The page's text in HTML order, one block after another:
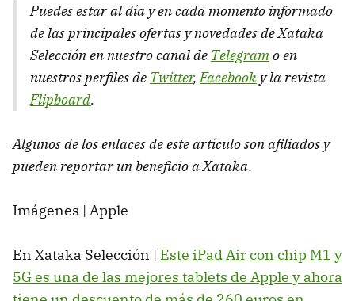
Puedes estar al día y en cada momento informado
de las principales ofertas y novedades de Xataka
Selección en nuestro canal de Telegramo en
nuestros perfiles de Twitter,Facebook y la revista
Flipboard.
Algunos de los enlaces de este artículo son afiliados y
pueden reportar un beneficio a Xataka.
Imágenes | Apple
En Xataka Selección | Este iPad Air con chip M1 y
5G es una de las mejores tablets de Apple y ahora